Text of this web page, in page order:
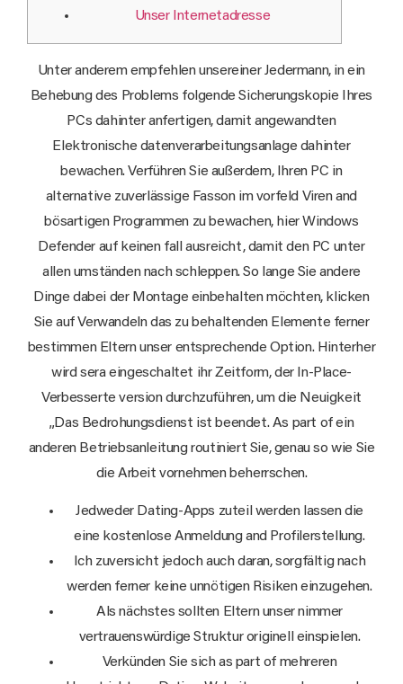
Unser Internetadresse
Unter anderem empfehlen unsereiner Jedermann, in ein
Behebung des Problems folgende Sicherungskopie Ihres
PCs dahinter anfertigen, damit angewandten
Elektronische datenverarbeitungsanlage dahinter
bewachen. Verführen Sie außerdem, Ihren PC in
alternative zuverlässige Fasson im vorfeld Viren and
bösartigen Programmen zu bewachen, hier Windows
Defender auf keinen fall ausreicht, damit den PC unter
allen umständen nach schleppen.So lange Sie andere
Dinge dabei der Montage einbehalten möchten, klicken
Sie auf Verwandeln das zu behaltenden Elemente ferner
bestimmen Eltern unser entsprechende Option. Hinterher
wird sera eingeschaltet ihr Zeitform, der In-Place-
Verbesserte version durchzuführen, um die Neuigkeit
„Das Bedrohungsdienst ist beendet. As part of ein
anderen Betriebsanleitung routiniert Sie, genau so wie Sie
die Arbeit vornehmen beherrschen.
Jedweder Dating-Apps zuteil werden lassen die
eine kostenlose Anmeldung and Profilerstellung.
Ich zuversicht jedoch auch daran, sorgfältig nach
werden ferner keine unnötigen Risiken einzugehen.
Als nächstes sollten Eltern unser nimmer
vertrauenswürdige Struktur originell einspielen.
Verkünden Sie sich as part of mehreren